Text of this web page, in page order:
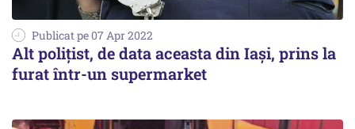
Publicat pe 07 Apr 2022
Alt polițist, de data aceasta din Iași, prins la
furat într-un supermarket